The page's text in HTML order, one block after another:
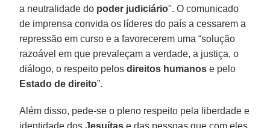
a neutralidade do poder judiciário". O comunicado
de imprensa convida os líderes do país a cessarem a
repressão em curso e a favorecerem uma “solução
razoável em que prevaleçam a verdade, a justiça, o
diálogo, o respeito pelosdireitos humanos e pelo
Estado de direito”.
Além disso, pede-se o pleno respeito pela liberdade e
identidade dosJesuítas e das pessoas que com eles